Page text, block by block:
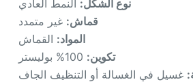
نوع الشكل: النمط العادي
قماش: غير متمدد
المواد: القماش
تكوين:
غسيل في الغسالة أو التنظيف الجاف